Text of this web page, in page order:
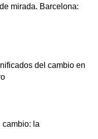
mirada. Barcelona:
del cambio en
cambio: la